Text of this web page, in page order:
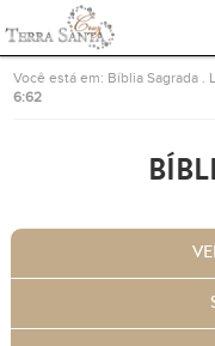
Ir para a página inicial
Você está em: Bíblia Sagrada
6:62